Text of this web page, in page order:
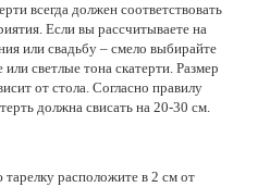
всегда должен соответствовать
Если вы рассчитываете на
или свадьбу – смело выбирайте
светлые тона скатерти. Размер
от стола. Согласно правилу
должна свисать на 20-30 см.
расположите в 2 см от